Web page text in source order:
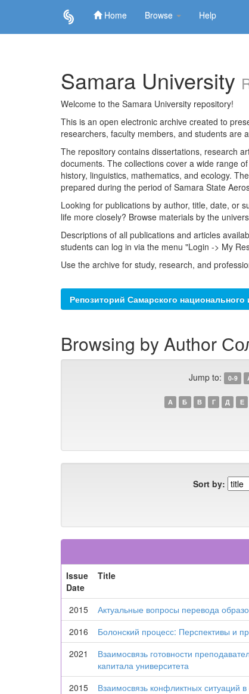
Home Browse Help
Samara University
Welcome to the Samara University repository!
This is an open electronic archive created to
researchers, faculty members, and students are
The repository contains dissertations, research
documents. The collections cover a wide range
history, linguistics, mathematics, and ecology.
prepared during the period of Samara State
Looking for publications by author, title, date, or
life more closely? Browse materials by the
Descriptions of all publications and articles
students can log in via the menu "Login -> My
Use the archive for study, research, and
Репозиторий Самарского
Browsing by Author
Jump to: 0-9
А Б В Г Д Е
Sort by:
Issue
Date
Title
2015 Актуальные вопросы перевода
2016
Болонский процесс: Перспективы и
2021
Взаимосвязь готовности
капитала университета
2015 Взаимосвязь конфликтных ситуаций